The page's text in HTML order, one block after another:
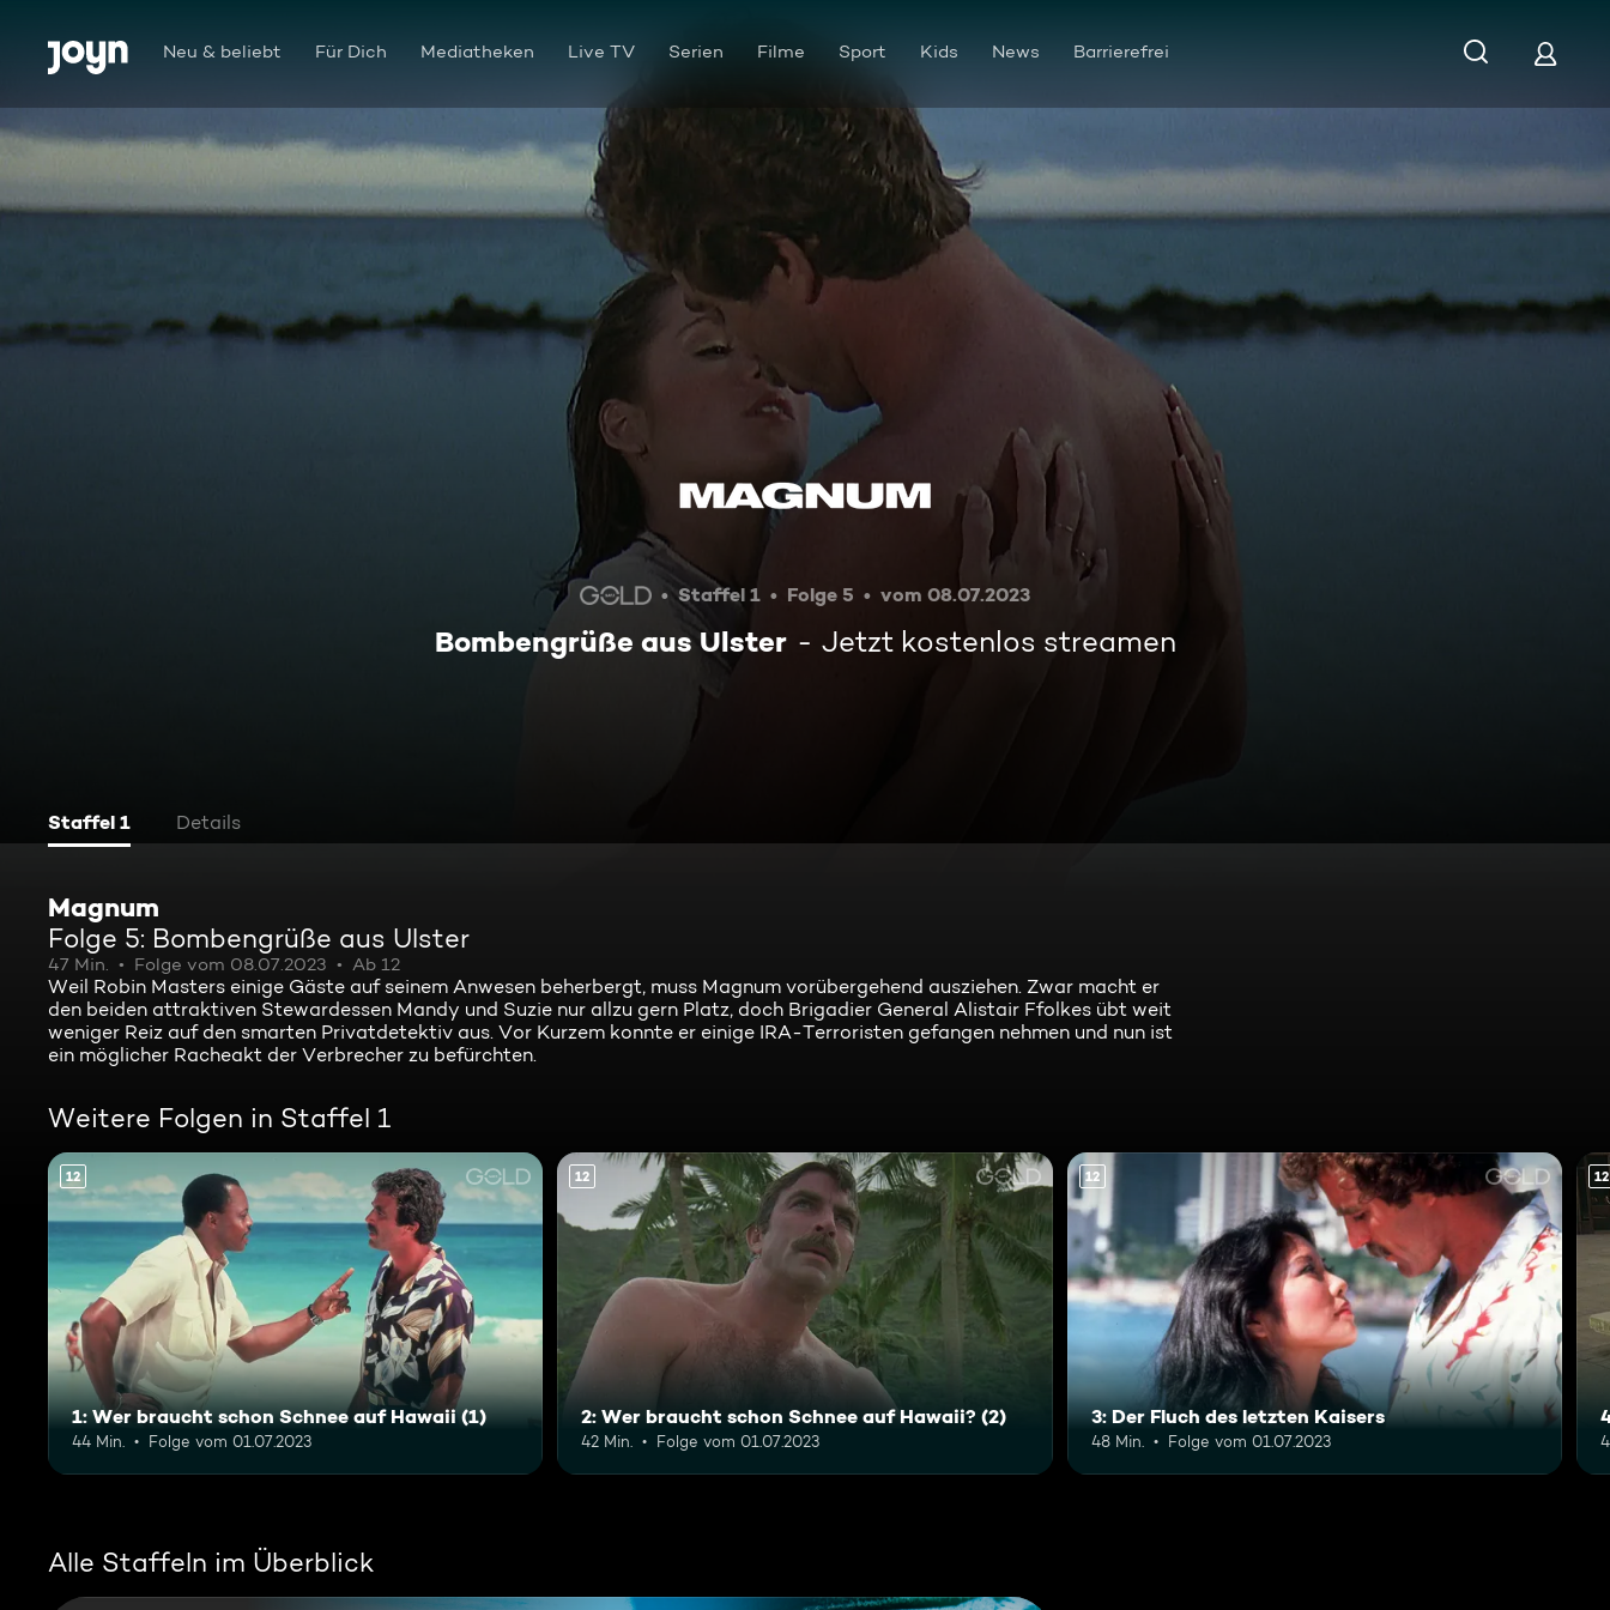
Zum Inhalt springen
Barrierefrei Neu & beliebt Für Dich Mediatheken Live TV Serien Filme Sport Kids News Barrierefrei
Bombengrüße aus Ulster
Staffel 1 Folge 5 vom 08.07.2023
Bombengrüße aus Ulster Jetzt kostenlos streamen
Staffel 1 Details
Magnum
Folge 5: Bombengrüße aus Ulster
47 Min. Folge vom 08.07.2023 Ab 12
Weil Robin Masters einige Gäste auf seinem Anwesen beherbergt, muss Magnum vorübergehend ausziehen. Zwar macht er
den beiden attraktiven Stewardessen Mandy und Suzie nur allzu gern Platz, doch Brigadier General Alistair Ffolkes übt weit
weniger Reiz auf den smarten Privatdetektiv aus. Vor Kurzem konnte er einige IRA-Terroristen gefangen nehmen und nun ist
ein möglicher Racheakt der Verbrecher zu befürchten.
Weitere Folgen in Staffel 1
12
1: Wer braucht schon Schnee auf Hawaii (1)
44 Min. Folge vom 01.07.2023
12
2: Wer braucht schon Schnee auf Hawaii? (2)
42 Min. Folge vom 01.07.2023
12
3: Der Fluch des letzten Kaisers
48 Min. Folge vom 01.07.2023
12
Alle Staffeln im Überblick